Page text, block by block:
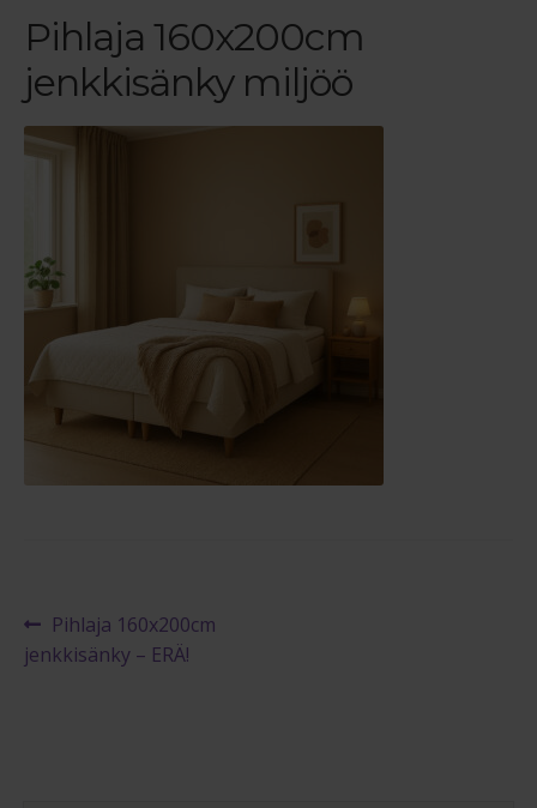
Kassa
Jenkkisängyn ostajan opas
Yleiset ehdot
Blogi – Jenkkisänky
Pihlaja 160x200cm
jenkkisänky miljöö
Artikkelien
selaus
Edellinen
artikkeli
Pihlaja 160x200cm
jenkkisänky – ERÄ!